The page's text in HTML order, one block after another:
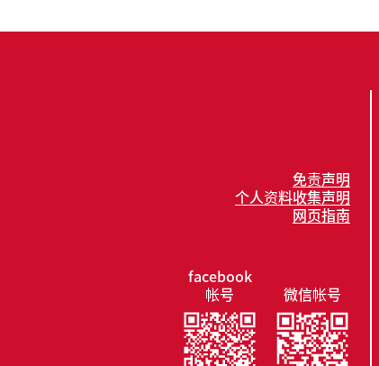
免责声明
个人资料收集声明
网页指南
facebook
帐号
微信帐号